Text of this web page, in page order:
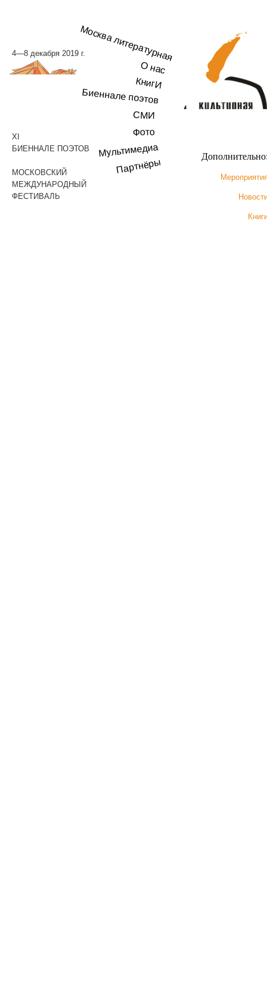
4—8 декабря 2019 г.
XI
БИЕННАЛЕ ПОЭТОВ
МОСКОВСКИЙ
МЕЖДУНАРОДНЫЙ
ФЕСТИВАЛЬ
Москва литературная
О нас
КнигИ
Биеннале поэтов
СМИ
Фото
Мультимедиа
Партнёры